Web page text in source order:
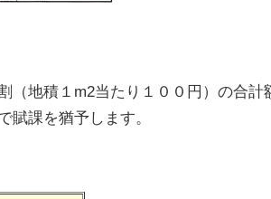
地積１m2当たり１００円）の合計
課を猶予します。